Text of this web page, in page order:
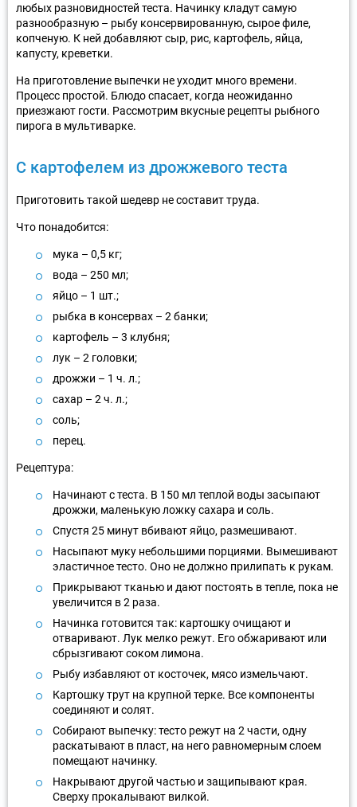
любых разновидностей теста. Начинку кладут самую
разнообразную – рыбу консервированную, сырое филе,
копченую. К ней добавляют сыр, рис, картофель, яйца,
капусту, креветки.
На приготовление выпечки не уходит много времени.
Процесс простой. Блюдо спасает, когда неожиданно
приезжают гости. Рассмотрим вкусные рецепты рыбного
пирога в мультиварке.
С картофелем из дрожжевого теста
Приготовить такой шедевр не составит труда.
Что понадобится:
мука – 0,5 кг;
вода – 250 мл;
яйцо – 1 шт.;
рыбка в консервах – 2 банки;
картофель – 3 клубня;
лук – 2 головки;
дрожжи – 1 ч. л.;
сахар – 2 ч. л.;
соль;
перец.
Рецептура:
Начинают с теста. В 150 мл теплой воды засыпают
дрожжи, маленькую ложку сахара и соль.
Спустя 25 минут вбивают яйцо, размешивают.
Насыпают муку небольшими порциями. Вымешивают
эластичное тесто. Оно не должно прилипать к рукам.
Прикрывают тканью и дают постоять в тепле, пока не
увеличится в 2 раза.
Начинка готовится так: картошку очищают и
отваривают. Лук мелко режут. Его обжаривают или
сбрызгивают соком лимона.
Рыбу избавляют от косточек, мясо измельчают.
Картошку трут на крупной терке. Все компоненты
соединяют и солят.
Собирают выпечку: тесто режут на 2 части, одну
раскатывают в пласт, на него равномерным слоем
помещают начинку.
Накрывают другой частью и защипывают края.
Сверху прокалывают вилкой.